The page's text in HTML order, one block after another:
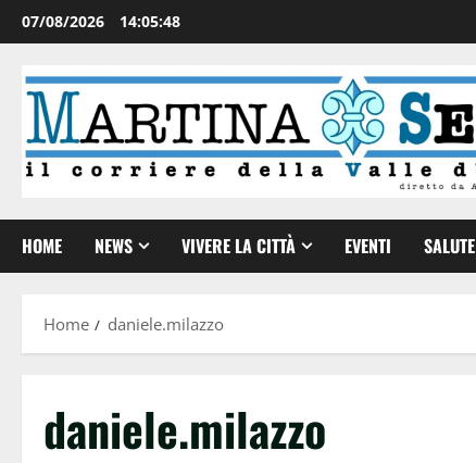
07/08/2026 14:05:49
HOME NEWS VIVERE LA CITTÀ EVENTI SALUTE
Home daniele.milazzo
daniele.milazzo